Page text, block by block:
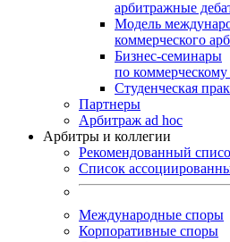
арбитражные
Модель
коммерческого
Бизнес-семинары
по
Студенческая
Партнеры
Арбитраж ad hoc
Арбитры и коллегии
Рекомендованный
Список
Международные споры
Корпоративные споры